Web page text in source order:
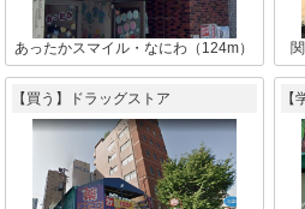
あったかスマイル・なにわ（124m）
【買う】ドラッグストア